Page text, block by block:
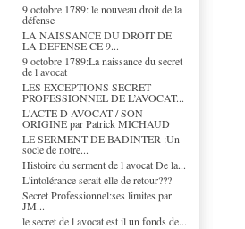
9 octobre 1789: le nouveau droit de la
défense
LA NAISSANCE DU DROIT DE
LA DEFENSE CE 9...
9 octobre 1789:La naissance du secret
de l avocat
LES EXCEPTIONS SECRET
PROFESSIONNEL DE L’AVOCAT...
L'ACTE D AVOCAT / SON
ORIGINE par Patrick MICHAUD
LE SERMENT DE BADINTER :Un
socle de notre...
Histoire du serment de l avocat De la...
L'intolérance serait elle de retour???
Secret Professionnel:ses limites par
JM...
le secret de l avocat est il un fonds de...